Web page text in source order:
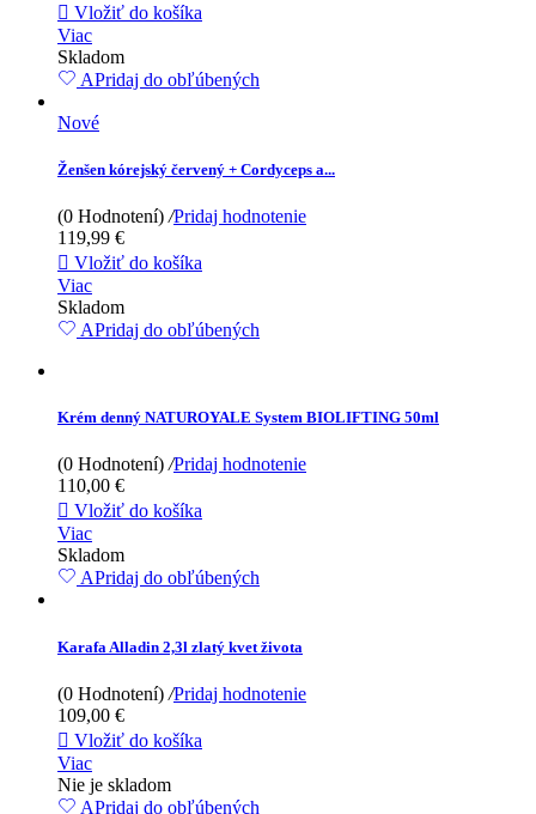
 Vložiť do košíka
Viac
Skladom
APridaj do obľúbených
Nové
Ženšen kórejský červený + Cordyceps a...
(0 Hodnotení) /Pridaj hodnotenie
119,99 €
 Vložiť do košíka
Viac
Skladom
APridaj do obľúbených
Krém denný NATUROYALE System BIOLIFTING 50ml
(0 Hodnotení) /Pridaj hodnotenie
110,00 €
 Vložiť do košíka
Viac
Skladom
APridaj do obľúbených
Karafa Alladin 2,3l zlatý kvet života
(0 Hodnotení) /Pridaj hodnotenie
109,00 €
 Vložiť do košíka
Viac
Nie je skladom
APridaj do obľúbených